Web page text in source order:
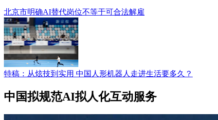
北京市明确AI替代岗位不等于可合法解雇
特稿：从炫技到实用 中国人形机器人走进生活要多久？
中国拟规范AI拟人化互动服务